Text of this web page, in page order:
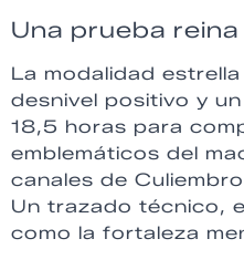
Una prueba
La modalidad estrella
desnivel positivo y
18,5 horas para
emblemáticos del
canales de
Un trazado técnico,
como la fortaleza